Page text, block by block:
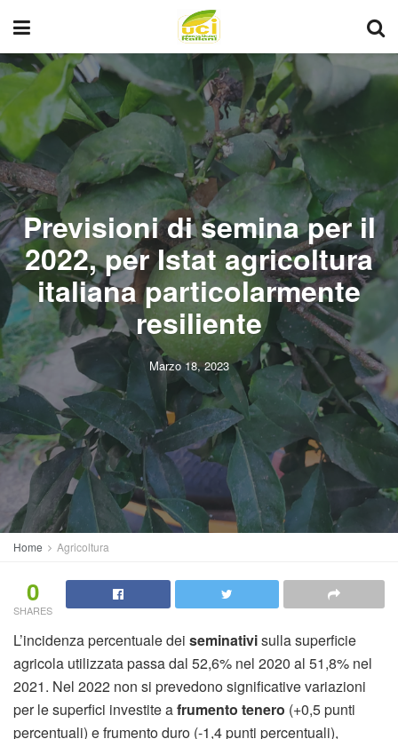
Previsioni di semina per il
2022, per Istat agricoltura
italiana particolarmente
resiliente
Marzo 18, 2023
Home Agricoltura
0
SHARES
L’incidenza percentuale dei seminativisulla superficie
agricola utilizzata passa dal 52,6% nel 2020 al 51,8% nel
2021. Nel 2022 non si prevedono significative variazioni
per le superfici investite afrumento tenero (+0,5 punti
percentuali) e frumento duro (-1,4 punti percentuali),